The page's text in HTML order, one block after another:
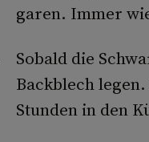
garen. Immer
Sobald die
Backblech
Stunden in den